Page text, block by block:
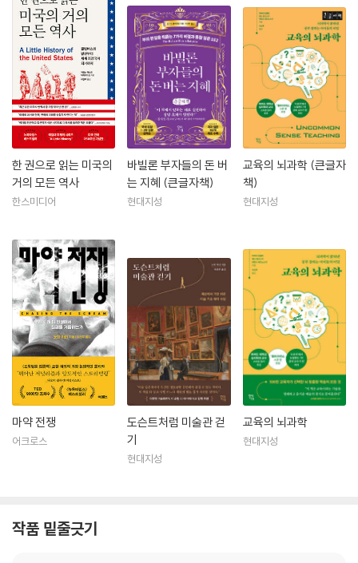
한 권으로 읽는 미국의
거의 모든 역사
한스미디어
바빌론 부자들의 돈 버
는 지혜 (큰글자책)
현대지성
교육의 뇌과학 (큰글자
책)
현대지성
마약 전쟁
어크로스
도슨트처럼 미술관 걷
기
현대지성
교육의 뇌과학
현대지성
작품 밑줄긋기